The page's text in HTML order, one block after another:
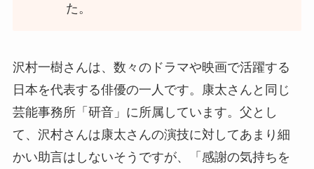
た。
沢村一樹さんは、数々のドラマや映画で活躍する
日本を代表する俳優の一人です。康太さんと同じ
芸能事務所「研音」に所属しています。父とし
て、沢村さんは康太さんの演技に対してあまり細
かい助言はしないそうですが、「感謝の気持ちを